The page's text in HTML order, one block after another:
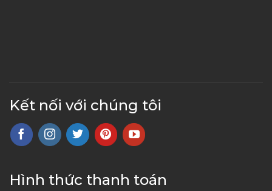
Kết nối với chúng tôi
Hình thức thanh toán